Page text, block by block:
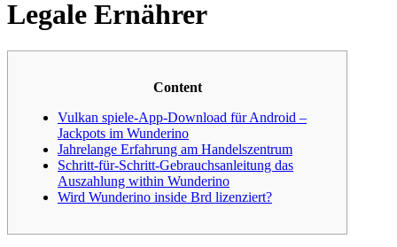
Legale Ernährer
Content
Vulkan spiele-App-Download für Android –
Jackpots im Wunderino
Jahrelange Erfahrung am Handelszentrum
Schritt-für-Schritt-Gebrauchsanleitung das
Auszahlung within Wunderino
Wird Wunderino inside Brd lizenziert?